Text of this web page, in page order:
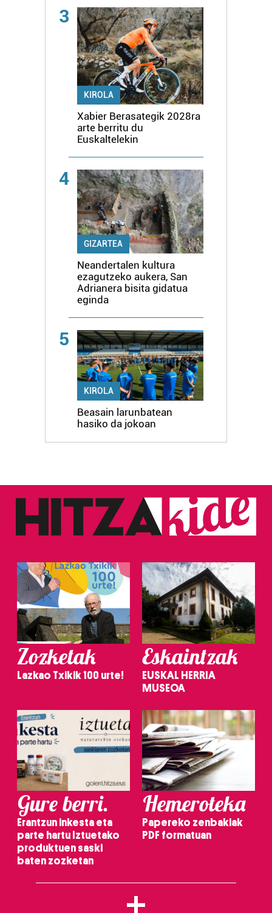
3
KIROLA
Xabier Berasategik 2028ra
arte berritu du
Euskaltelekin
4
GIZARTEA
Neandertalen kultura
ezagutzeko aukera, San
Adrianera bisita gidatua
eginda
5
KIROLA
Beasain larunbatean
hasiko da jokoan
Zozketak
Lazkao Txikik 100 urte!
Eskaintzak
EUSKAL HERRIA
MUSEOA
Gure berri.
Erantzun inkesta eta
parte hartu Iztuetako
produktuen saski
baten zozketan
Hemeroteka
Papereko zenbakiak
PDF formatuan